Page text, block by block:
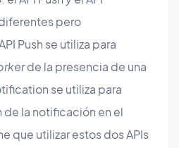
pero
Push se utiliza para
de la presencia de una
se utiliza para
de la notificación en el
que utilizar estos dos APIs